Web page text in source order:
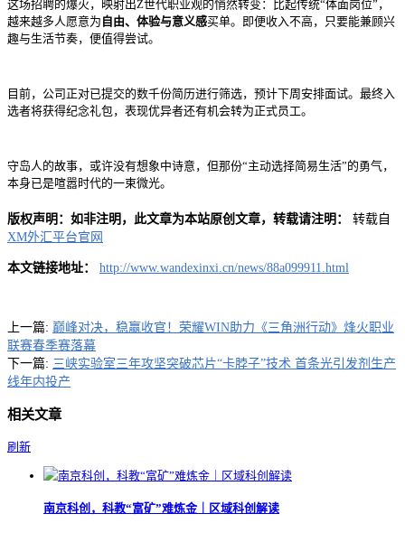
这场招聘的爆火，映射出Z世代职业观的悄然转变：比起传统“体面岗位”，
越来越多人愿意为 自由、体验与意义感买单。即便收入不高，只要能兼顾兴
趣与生活节奏，便值得尝试。
目前，公司正对已提交的数千份简历进行筛选，预计下周安排面试。最终入
选者将获得纪念礼包，表现优异者还有机会转为正式员工。
守岛人的故事，或许没有想象中诗意，但那份“主动选择简易生活”的勇气，
本身已是喧嚣时代的一束微光。
版权声明：如非注明，此文章为本站原创文章，转载请注明：
转载自
XM外汇平台官网
本文链接地址： http://www.wandexinxi.cn/news/88a099911.html
上一篇: 巅峰对决，稳赢收官！荣耀WIN助力《三角洲行动》烽火职业
联赛春季赛落幕
下一篇: 三峡实验室三年攻坚突破芯片“卡脖子”技术 首条光引发剂生产
线年内投产
相关文章
刷新
南京科创，科教“富矿”难炼金｜区域科创解读